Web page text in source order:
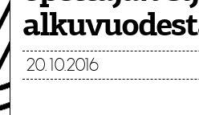
20.10.2016